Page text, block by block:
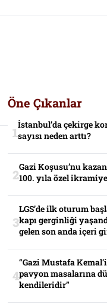
Öne Çıkanlar
İstanbul’da çekirge
sayısı neden arttı?
Gazi Koşusu’nu
100. yıla özel ikramiye
LGS’de ilk oturum
kapı gerginliği
gelen son anda içeri
“Gazi Mustafa
pavyon masalarına
kendileridir”